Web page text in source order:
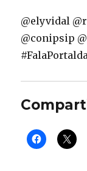
@elyvidal
@conipsip